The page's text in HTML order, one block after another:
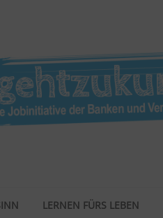
LERNEN FÜRS LEBEN